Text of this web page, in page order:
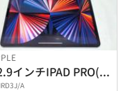
12.9インチIPAD PRO(第5世代)
A